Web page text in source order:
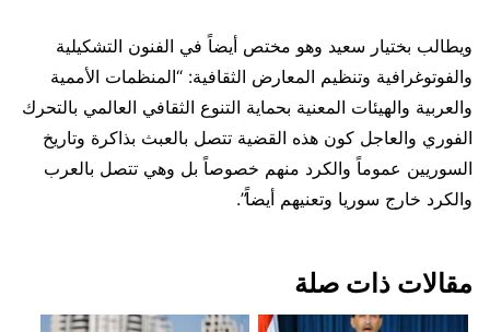
ويطالب بختيار سعيد وهو مختص أيضاً في الفنون التشكيلية
والفوتوغرافية وتنظيم المعارض الثقافية: “المنظمات الأممية
والعربية والهيئات المعنية بحماية التنوع الثقافي العالمي بالتحرك
الفوري والعاجل كون هذه القضية تتصل بالعبث بذاكرة وتاريخ
السوريين عموماً والكرد منهم خصوصاً بل وهي تتصل بالعرب
والكرد خارج سوريا وتعنيهم أيضاً”.
مقالات ذات صلة